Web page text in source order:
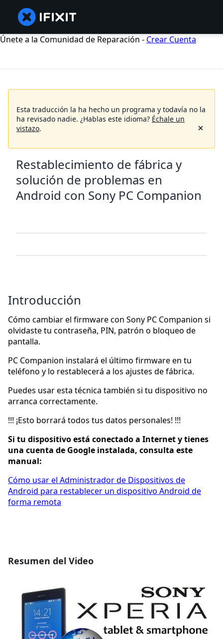
Únete a la Comunidad de Reparación - Crear Cuenta
Esta traducción la ha hecho un programa y todavía no la
ha revisado nadie. ¿Hablas este idioma? Échale un
vistazo.
Restablecimiento de fábrica y
solución de problemas en
Android con Sony PC Companion
Introducción
Cómo cambiar el firmware con Sony PC Companion si
olvidaste tu contraseña, PIN, patrón o bloqueo de
pantalla.
PC Companion instalará el último firmware en tu
teléfono y lo restablecerá a los ajustes de fábrica.
Puedes usar esta técnica también si tu dispositivo no
arranca correctamente.
!!! ¡Esto borrará todos tus datos personales! !!!
Si tu dispositivo está conectado a Internet y tienes
una cuenta de Google instalada, consulta este
manual:
Cómo usar el Administrador de Dispositivos de
Android para restablecer un dispositivo Android de
forma remota
Resumen del Video